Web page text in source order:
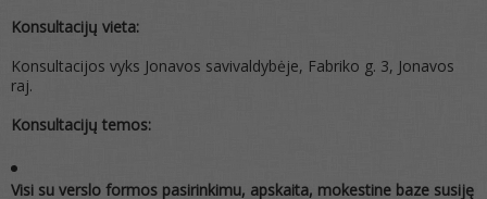
Konsultacijų vieta:
Konsultacijos vyks Jonavos savivaldybėje, Fabriko g. 3, Jonavos
raj.
Konsultacijų temos:
Visi su verslo formos pasirinkimu, apskaita, mokestine baze susiję